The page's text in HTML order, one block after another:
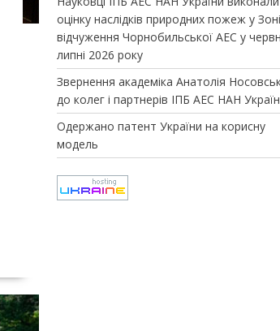
оцінку наслідків природних пожеж у Зоні
відчуження Чорнобильської АЕС у
липні 2026 року
Звернення академіка Анатолія
до колег і партнерів ІПБ АЕС НАН
Одержано патент України на корисну
модель